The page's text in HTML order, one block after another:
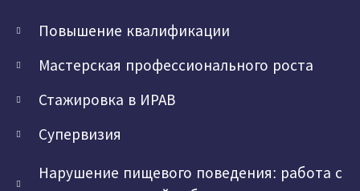
Повышение квалификации
Мастерская профессионального роста
Стажировка в ИРАВ
Супервизия
Нарушение пищевого поведения: работа с